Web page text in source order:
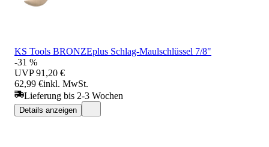
KS Tools BRONZEplus Schlag-Maulschlüssel 7/8"
-31 %
UVP 91,20 €
62,99 €inkl. MwSt.
Lieferung bis 2-3 Wochen
Details anzeigen